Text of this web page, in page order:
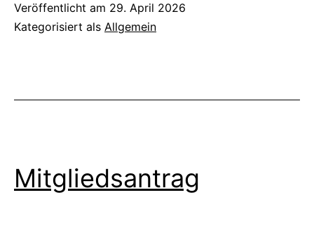
Veröffentlicht am 29. April 2026
Kategorisiert als Allgemein
Mitgliedsantrag